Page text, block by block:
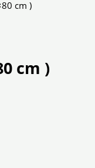
cm )
cm )